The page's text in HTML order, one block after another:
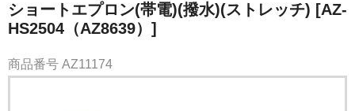
ショートエプロン(帯電)(撥水)(ストレッチ) [AZ-
HS2504（AZ8639）]
商品番号 AZ11174